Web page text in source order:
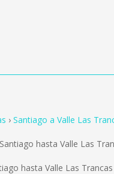
Santiago a Valle Las
hasta Valle Las
hasta Valle Las